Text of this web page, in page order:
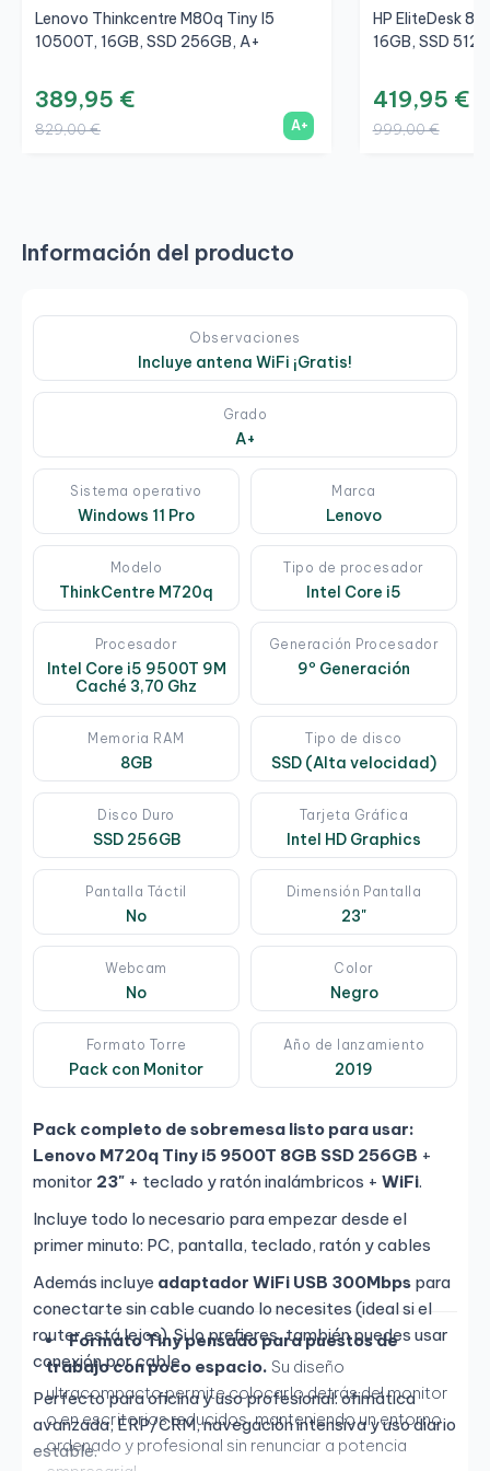
Lenovo Thinkcentre M80q Tiny I5
10500T, 16GB, SSD 256GB, A+
389,95 €
829,00 € A+
HP EliteDesk
16GB, SSD
419,95 €
999,00 €
Información del producto
Observaciones
Incluye antena WiFi ¡Gratis!
Grado
A+
Sistema operativo
Windows 11 Pro
Marca
Lenovo
Modelo
ThinkCentre M720q
Tipo de procesador
Intel Core i5
Procesador
Intel Core i5 9500T 9M
Caché 3,70 Ghz
Generación Procesador
9º Generación
Memoria RAM
8GB
Tipo de disco
SSD (Alta velocidad)
Disco Duro
SSD 256GB
Tarjeta Gráfica
Intel HD Graphics
Pantalla Táctil
No
Dimensión Pantalla
23"
Webcam
No
Color
Negro
Formato Torre
Pack con Monitor
Año de lanzamiento
2019
Pack completo de sobremesa listo para usar:
Lenovo M720q Tiny i5 9500T 8GB SSD 256GB +
monitor 23" + teclado y ratón inalámbricos + WiFi.
Incluye todo lo necesario para empezar desde el
primer minuto: PC, pantalla, teclado, ratón y cables
Además incluye adaptador WiFi USB 300Mbps para
conectarte sin cable cuando lo necesites (ideal si el
router está lejos). Si lo prefieres, también puedes usar
conexión por cable.
Perfecto para oficina y uso profesional: ofimática
avanzada, ERP/CRM, navegación intensiva y uso diario
estable.
Formato Tiny pensado para puestos de
trabajo con poco espacio. Su diseño
ultracompacto permite colocarlo detrás del monitor
o en escritorios reducidos, manteniendo un entorno
ordenado y profesional sin renunciar a potencia